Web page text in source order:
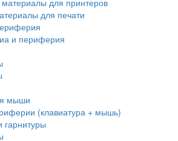
для печати
и периферия
мыши
(клавиатура + мышь)
гарнитуры